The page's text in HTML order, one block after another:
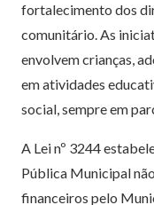
fortalecimento dos
comunitário. As
envolvem crianças,
em atividades
social, sempre em
A Lei nº 3244
Pública Municipal
financeiros pelo